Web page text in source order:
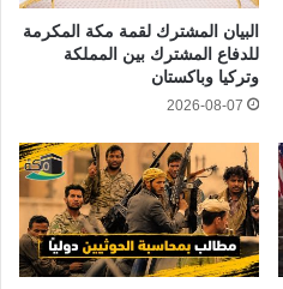
البيان المشترك لقمة مكة المكرمة
للدفاع المشترك بين المملكة
وتركيا وباكستان
2026-08-07